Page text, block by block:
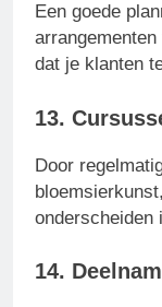
Een goede
dat je klanten
13.
Door
onderscheiden
14.